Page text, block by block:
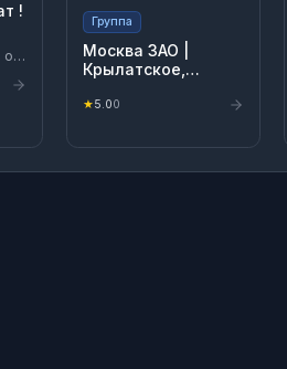
!
он
Группа
Москва ЗАО |
Крылатское,
Раменки, Очаково,
объявлений |
★5.00